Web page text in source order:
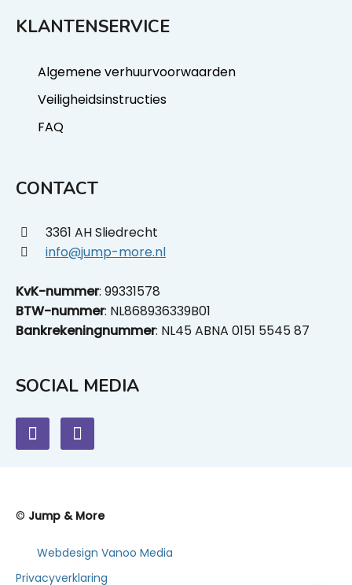
KLANTENSERVICE
Algemene verhuurvoorwaarden
Veiligheidsinstructies
FAQ
CONTACT
3361 AH Sliedrecht
info@jump-more.nl
KvK-nummer: 99331578
BTW-nummer: NL868936339B01
Bankrekeningnummer: NL45 ABNA 0151 5545 87
SOCIAL MEDIA
© Jump & More
Webdesign Vanoo Media
Privacyverklaring